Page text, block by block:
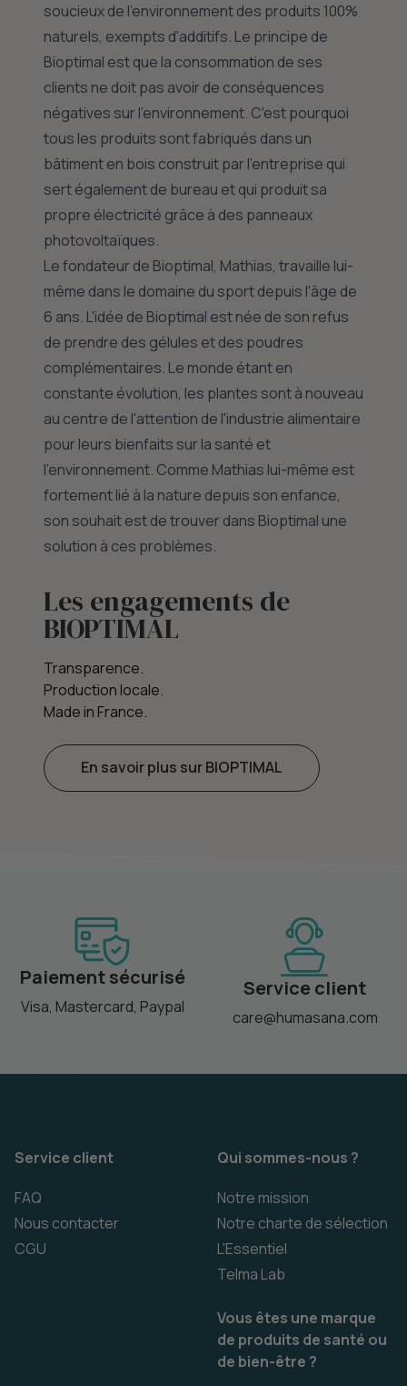
soucieux de l'environnement des produits 100%
naturels, exempts d'additifs. Le principe de
Bioptimal est que la consommation de ses
clients ne doit pas avoir de conséquences
négatives sur l'environnement. C'est pourquoi
tous les produits sont fabriqués dans un
bâtiment en bois construit par l'entreprise qui
sert également de bureau et qui produit sa
propre électricité grâce à des panneaux
photovoltaïques.
Le fondateur de Bioptimal, Mathias, travaille lui-
même dans le domaine du sport depuis l'âge de
6 ans. L'idée de Bioptimal est née de son refus
de prendre des gélules et des poudres
complémentaires. Le monde étant en
constante évolution, les plantes sont à nouveau
au centre de l'attention de l'industrie alimentaire
pour leurs bienfaits sur la santé et
l'environnement. Comme Mathias lui-même est
fortement lié à la nature depuis son enfance,
son souhait est de trouver dans Bioptimal une
solution à ces problèmes.
Les engagements de
BIOPTIMAL
Transparence.
Production locale.
Made in France.
En savoir plus sur BIOPTIMAL
Paiement sécurisé
Visa, Mastercard, Paypal
Service client
care@humasana.com
Service client
FAQ
Nous contacter
CGU
Qui sommes-nous ?
Notre mission
Notre charte de sélection
L'Essentiel
Telma Lab
Vous êtes une marque
de produits de santé ou
de bien-être ?